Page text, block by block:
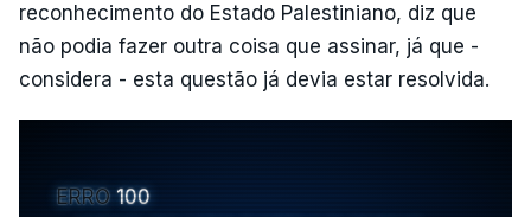
reconhecimento do Estado Palestiniano, diz que
não podia fazer outra coisa que assinar, já que -
considera - esta questão já devia estar resolvida.
ERRO 100